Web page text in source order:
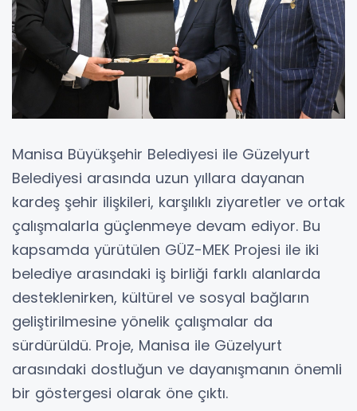
Manisa Büyükşehir Belediyesi ile Güzelyurt
Belediyesi arasında uzun yıllara dayanan
kardeş şehir ilişkileri, karşılıklı ziyaretler ve ortak
çalışmalarla güçlenmeye devam ediyor. Bu
kapsamda yürütülen GÜZ-MEK Projesi ile iki
belediye arasındaki iş birliği farklı alanlarda
desteklenirken, kültürel ve sosyal bağların
geliştirilmesine yönelik çalışmalar da
sürdürüldü. Proje, Manisa ile Güzelyurt
arasındaki dostluğun ve dayanışmanın önemli
bir göstergesi olarak öne çıktı.